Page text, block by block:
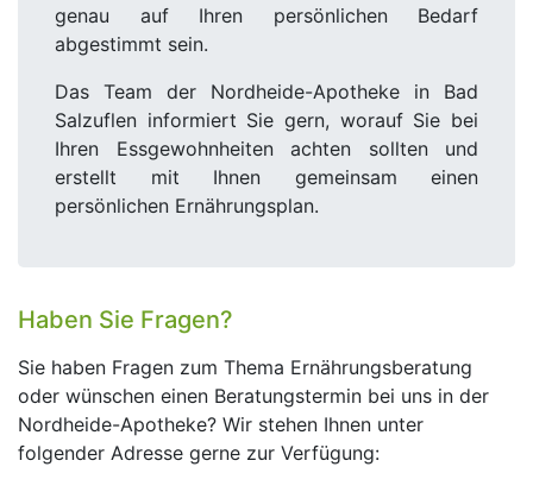
genau auf Ihren persönlichen Bedarf
abgestimmt sein.
Das Team der Nordheide-Apotheke in Bad
Salzuflen informiert Sie gern, worauf Sie bei
Ihren Essgewohnheiten achten sollten und
erstellt mit Ihnen gemeinsam einen
persönlichen Ernährungsplan.
Haben Sie Fragen?
Sie haben Fragen zum Thema Ernährungsberatung
oder wünschen einen Beratungstermin bei uns in der
Nordheide-Apotheke? Wir stehen Ihnen unter
folgender Adresse gerne zur Verfügung: